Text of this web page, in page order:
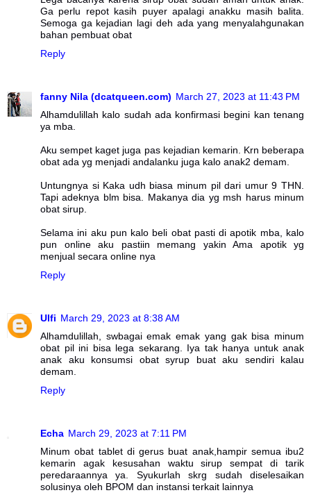
Ga perlu repot kasih puyer apalagi anakku masih balita.
Semoga ga kejadian lagi deh ada yang menyalahgunakan
bahan pembuat obat
Reply
fanny Nila (dcatqueen.com) March 27, 2023 at 11:43 PM
Alhamdulillah kalo sudah ada konfirmasi begini kan tenang
ya mba.
Aku sempet kaget juga pas kejadian kemarin. Krn beberapa
obat ada yg menjadi andalanku juga kalo anak2 demam.
Untungnya si Kaka udh biasa minum pil dari umur 9 THN.
Tapi adeknya blm bisa. Makanya dia yg msh harus minum
obat sirup.
Selama ini aku pun kalo beli obat pasti di apotik mba, kalo
pun online aku pastiin memang yakin Ama apotik yg
menjual secara online nya
Reply
Ulfi March 29, 2023 at 8:38 AM
Alhamdulillah, swbagai emak emak yang gak bisa minum
obat pil ini bisa lega sekarang. Iya tak hanya untuk anak
anak aku konsumsi obat syrup buat aku sendiri kalau
demam.
Reply
Echa March 29, 2023 at 7:11 PM
Minum obat tablet di gerus buat anak,hampir semua ibu2
kemarin agak kesusahan waktu sirup sempat di tarik
peredaraannya ya. Syukurlah skrg sudah diselesaikan
solusinya oleh BPOM dan instansi terkait lainnya